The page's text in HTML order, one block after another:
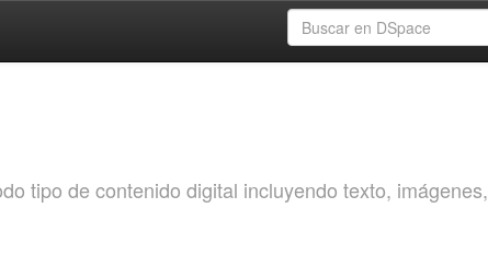
tipo de contenido digital incluyendo texto, imágenes,